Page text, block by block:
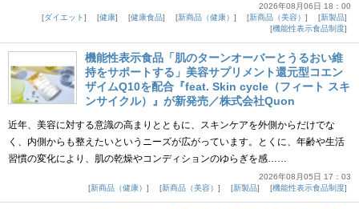
2026年08月06日 18：00
ダイエット
健康 健康食品 新商品（健康） 新商品（美容）
新製品
機能性表示食品制度
機能性表示食品「肌のターンオーバーとうるおい維
持をサポートする」美容サプリメント還元型コエン
ザイムQ10を配合『feat. Skin cycle（フィート スキ
ンサイクル）』が新発売／株式会社Quon
近年、美容に対する意識の高まりとともに、スキンケアを外側からだけでな
く、内側からも整えたいというニーズが広がっています。とくに、年齢や生活
習慣の変化により、肌の乾燥やコンディションのゆらぎを感……
2026年08月05日 17：03
新商品（健康）
新商品（美容） 新製品 機能性表示食品制度